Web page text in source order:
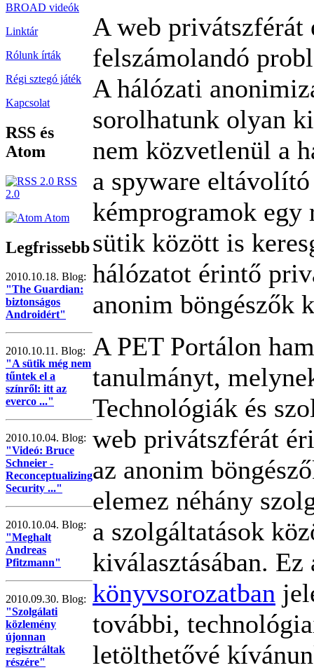
BROAD videók
Linktár
Rólunk írták
Régi sztegó játék
Kapcsolat
RSS és
Atom
RSS
2.0
Atom
Legfrissebb
2010.10.18. Blog:
"The Guardian:
biztonságos
Androidért"
2010.10.11. Blog:
"A sütik még nem
tűntek el a
színről: itt az
everco ..."
2010.10.04. Blog:
"Videó: Bruce
Schneier -
Reconceptualizing
Security ..."
2010.10.04. Blog:
"Meghalt
Andreas
Pfitzmann"
2010.09.30. Blog:
"Szolgálati
közlemény
újonnan
regisztráltak
részére"
A web privátszférát
felszámolandó
A hálózati
sorolhatunk olyan
nem közvetlenül a
a spyware
kémprogramok egy
sütik között is
hálózatot érintő
anonim böngészők
A PET Portálon
tanulmányt,
Technológiák és
web privátszférát
az anonim
elemez néhány
a szolgáltatások
kiválasztásában.
könyvsorozatban
további,
letölthetővé